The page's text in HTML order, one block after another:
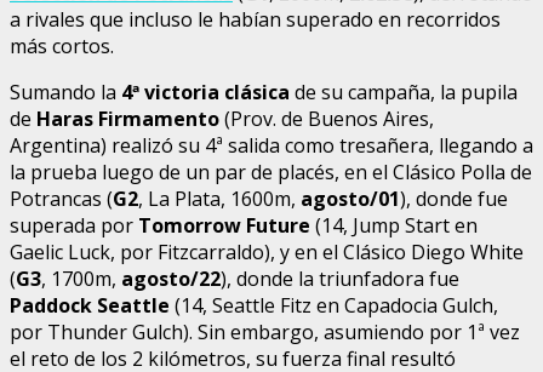
a rivales que incluso le habían superado en recorridos
más cortos.
Sumando la 4ª victoria clásica de su campaña, la pupila
de Haras Firmamento(Prov. de Buenos Aires,
Argentina) realizó su 4ª salida como tresañera, llegando a
la prueba luego de un par de placés, en el Clásico Polla de
Potrancas (G2, La Plata, 1600m, agosto/01), donde fue
superada por Tomorrow Future (14, Jump Start en
Gaelic Luck, por Fitzcarraldo), y en el Clásico Diego White
(G3, 1700m, agosto/22), donde la triunfadora fue
Paddock Seattle (14, Seattle Fitz en Capadocia Gulch,
por Thunder Gulch). Sin embargo, asumiendo por 1ª vez
el reto de los 2 kilómetros, su fuerza final resultó